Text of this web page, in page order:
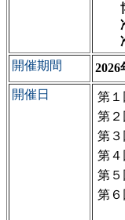
准
開催期間
開催日
第１
第２
第３
第４
第５
第６